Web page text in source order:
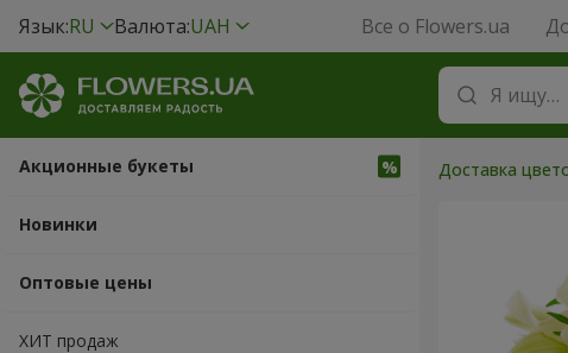
Язык:RU Валюта:UAH Все о Flowers.ua
Акционные букеты
Новинки
Оптовые цены
ХИТ продаж
Доставка